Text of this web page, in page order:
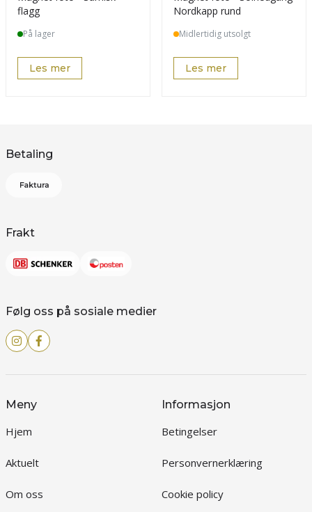
flagg
På lager
Les mer
Nordkapp rund
Midlertidig utsolgt
Les mer
Betaling
Frakt
Følg oss på sosiale medier
Meny
Hjem
Aktuelt
Om oss
Informasjon
Betingelser
Personvernerklæring
Cookie policy